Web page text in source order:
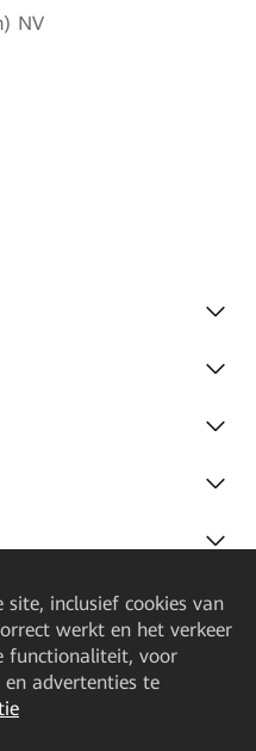
NV
site, inclusief cookies van
werkt en het verkeer
functionaliteit, voor
advertenties te